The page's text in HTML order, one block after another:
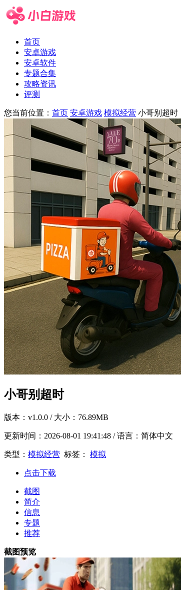
首页
安卓游戏
安卓软件
专题合集
攻略资讯
评测
您当前位置： 首页 安卓游戏 模拟经营 小哥别超时
小哥别超时
版本： v1.0.0 / 大小：76.89MB
更新时间： 2026-08-01 19:41:48 / 语言：简体中文
类型： 模拟经营 标签： 模拟
点击下载
截图
简介
信息
专题
推荐
截图预览